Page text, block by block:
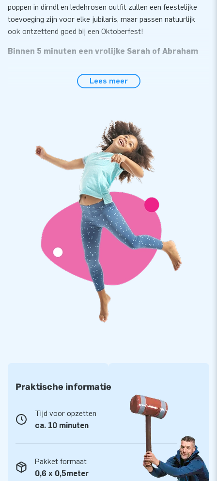
poppen in dirndl en ledehrosen outfit zullen een feestelijke
toevoeging zijn voor elke jubilaris, maar passen natuurlijk
ook ontzettend goed bij een Oktoberfest!
Binnen 5 minuten een vrolijke Sarah of Abraham
zijn ook gemakkelijk te plaatsen. Dankzij de meegeleverde
minuten dus je hebt snel plezier van deze Sarah en Abraham.
Topkwaliteit met 2 jaar garantie
Deze JB inflatables worden gemaakt van half PVC en half
nylon. Dat maakt ze iets goedkoper dan de poppen van
volledig PVC, die we ook in ons assortiment hebben.
Daardoor zijn deze Sarah en Abraham duurzaam en
eenvoudig schoon te houden. Wij leveren op de poppen
bovendien 2 jaar garantie. Hierdoor lever jij met dit product
optimaal speelplezier!
Koop deze gezellige Sarah en Abraham in Tirolstijl en bezorg
jouw klanten een feestelijke dag!
Al 15.000 klanten gingen je voor!
Wereldwijd hebben we al meer dan 15.000 een gat in de lucht
laten springen. Jazeker, ook letterlijk. Ons team van
Lees meer
Praktische informatie
Tijd voor opzetten
ca. 10 minuten
Pakket formaat
0,6 x 0,5meter